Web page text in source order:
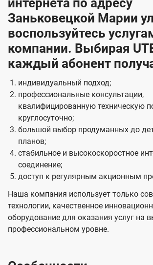
интернета по адресу
Заньковецкой Марии
воспользуйтесь
компании. Выбирая
каждый абонент
индивидуальный подход;
профессиональные консультации,
квалифицированную техническую
круглосуточно;
большой выбор продуманных до
планов;
стабильное и высокоскоростное
соединение;
доступ к регулярным акционным
Наша компания использует только
технологии, качественное
оборудование для оказания услуг на
профессиональном уровне.